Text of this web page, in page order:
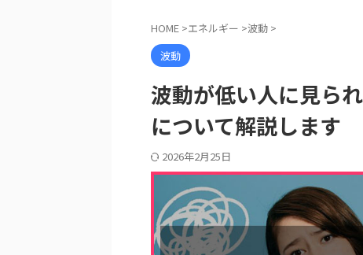
HOME >エネルギー >波動 >
波動
波動が低い人に見ら
について解説します
2026年2月25日